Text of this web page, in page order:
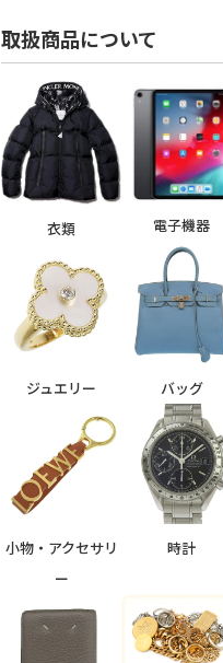
取扱商品について
衣類 電子機器
ジュエリー バッグ
小物・アクセサリ
ー
時計